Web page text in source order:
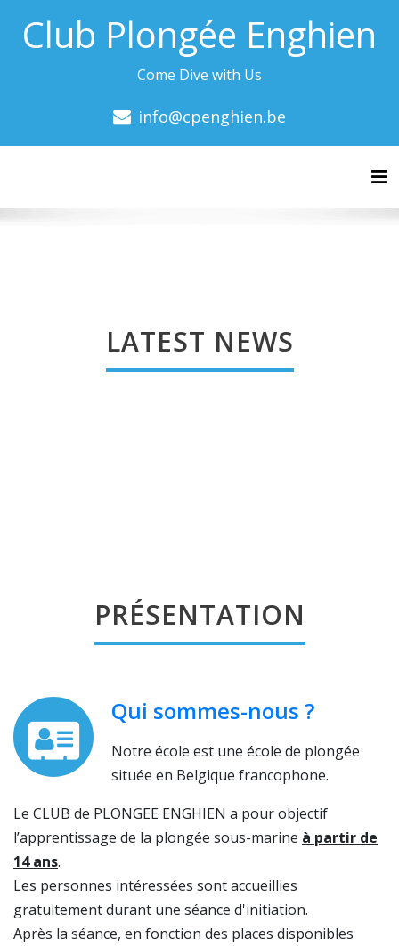
Club Plongée Enghien
Come Dive with Us
info@cpenghien.be
LATEST NEWS
PRÉSENTATION
Qui sommes-nous ?
Notre école est une école de plongée
située en Belgique francophone.
Le CLUB de PLONGEE ENGHIEN a pour objectif
l’apprentissage de la plongée sous-marine à partir de
14 ans.
Les personnes intéressées sont accueillies
gratuitement durant une séance d'initiation.
Après la séance, en fonction des places disponibles